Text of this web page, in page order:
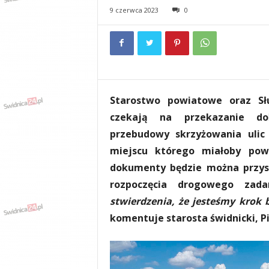
n
9 czerwca 2023 0
Starostwo powiatowe oraz
czekają na przekazanie
przebudowy skrzyżowania
miejscu którego miałoby
dokumenty będzie można
rozpoczęcia drogowego
stwierdzenia, że jesteśmy krok
komentuje starosta świdnicki,